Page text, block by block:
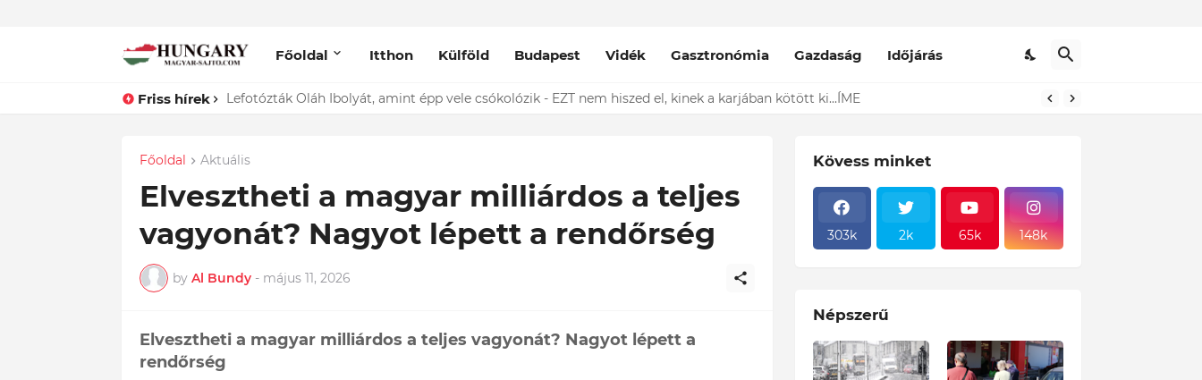
Főoldal Itthon Külföld Budapest Vidék Gasztronómia Gazdaság Időjárás
Friss hírek Lefotózták Oláh Ibolyát, amint épp vele csókolózik - EZT nem hiszed el, kinek a karjában kötött ki...ÍME
Főoldal Aktuális
Elvesztheti a magyar milliárdos a teljes
vagyonát? Nagyot lépett a rendőrség
by Al Bundy - május 11, 2026
Elvesztheti a magyar milliárdos a teljes vagyonát? Nagyot lépett a
rendőrség
Kövess minket
303k 2k 65k 148k
Népszerű